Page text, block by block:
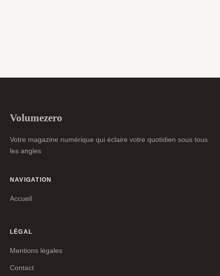
Volumezero
Votre magazine numérique qui éclaire votre quotidien sous tous
les angles
NAVIGATION
Accueil
LÉGAL
Mentions légales
Contact